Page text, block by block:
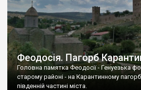
Феодосія. Пагорб
Головна памятка Феодосії - Генуезька
старому районі - на Карантинному
південній частині міста.